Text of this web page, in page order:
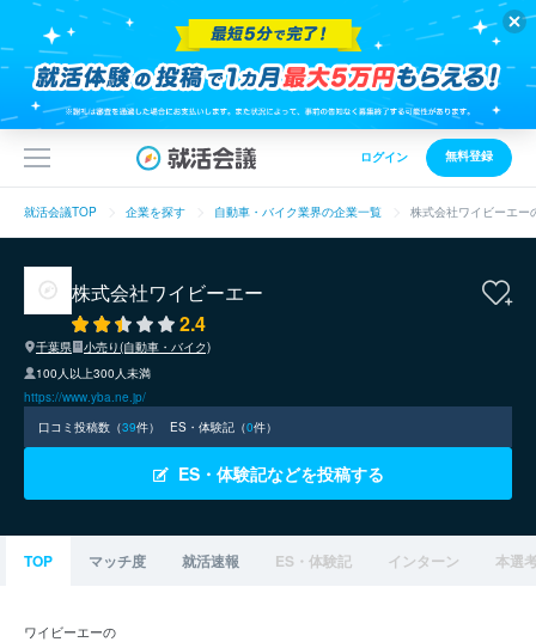
ログイン 無料登録
就活会議TOP 企業を探す 自動車・バイク業界の企業一覧 株式会社ワイビーエー
株式会社ワイビーエー
2.4
千葉県
小売り(自動車・バイク)
100人以上300人未満
https://www.yba.ne.jp/
口コミ投稿数（39件） ES・体験記（0件）
ES・体験記などを投稿する
TOP マッチ度 就活速報 ES・体験記 インターン 本選
ワイビーエーの